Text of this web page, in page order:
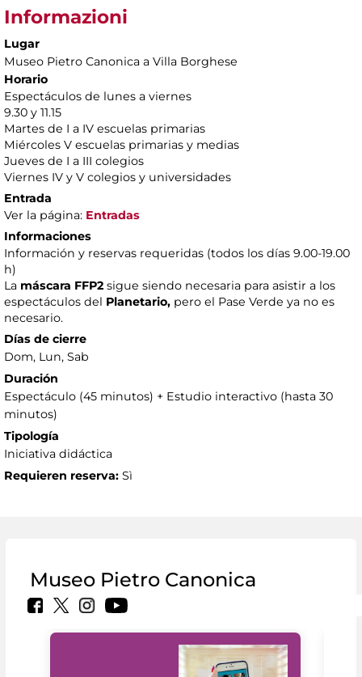
Informazioni
Lugar
Museo Pietro Canonica a Villa Borghese
Horario
Espectáculos de lunes a viernes
9.30 y 11.15
Martes de I a IV escuelas primarias
Miércoles V escuelas primarias y medias
Jueves de I a III colegios
Viernes IV y V colegios y universidades
Entrada
Ver la página: Entradas
Informaciones
Información y reservas requeridas (todos los días 9.00-19.00
h)
La máscara FFP2 sigue siendo necesaria para asistir a los
espectáculos del Planetario, pero el Pase Verde ya no es
necesario.
Días de cierre
Dom, Lun, Sab
Duración
Espectáculo (45 minutos) + Estudio interactivo (hasta 30
minutos)
Tipología
Iniciativa didáctica
Requieren reserva: Sì
Museo Pietro Canonica